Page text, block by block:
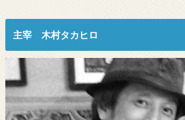
主宰 木村タカヒロ